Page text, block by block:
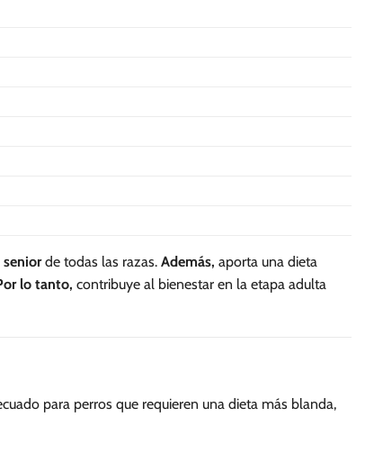
seniorde todas las razas. Además, aporta una dieta
lo tanto, contribuye al bienestar en la etapa adulta
para perros que requieren una dieta más blanda,